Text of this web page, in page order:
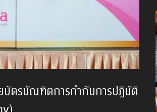
บัตรบัณฑิตการกำกับการปฏิบัติ